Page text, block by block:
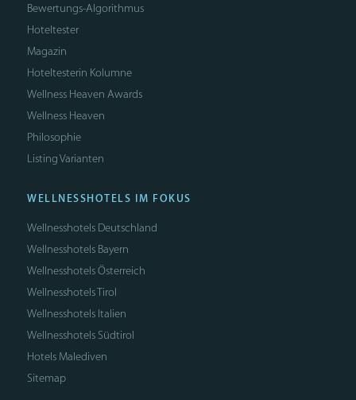
Bewertungs-Algorithmus
Hoteltester
Magazin
Hoteltesterin Kolumne
Wellness Heaven Awards
Wellness Heaven
Philosophie
Listing Varianten
WELLNESSHOTELS IM FOKUS
Wellnesshotels Deutschland
Wellnesshotels Bayern
Wellnesshotels Österreich
Wellnesshotels Tirol
Wellnesshotels Italien
Wellnesshotels Südtirol
Hotels Malediven
Sitemap